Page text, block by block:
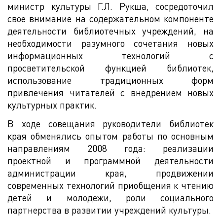
министр культуры Г.Л. Рукша, сосредоточил
свое внимание на содержательном компоненте
деятельности библиотечных учреждений, на
необходимости разумного сочетания новых
информационных технологий с
просветительской функцией библиотек,
использование традиционных форм
привлечения читателей с внедрением новых
культурных практик.
В ходе совещания руководители библиотек
края обменялись опытом работы по основным
направлениям 2008 года: реализации
проектной и программной деятельности
администрации края, продвижении
современных технологий приобщения к чтению
детей и молодежи, роли социального
партнерства в развитии учреждений культуры.